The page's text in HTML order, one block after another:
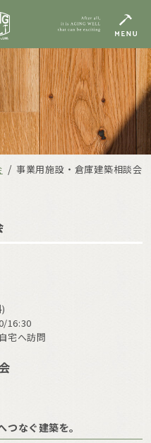
/ 事業用施設・倉庫建築相談会
16:30
宅へ訪問
つなぐ建築を。